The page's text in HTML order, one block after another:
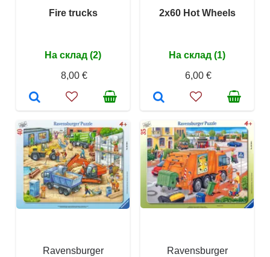
Fire trucks
На склад (2)
8,00 €
2x60 Hot Wheels
На склад (1)
6,00 €
Ravensburger
Ravensburger